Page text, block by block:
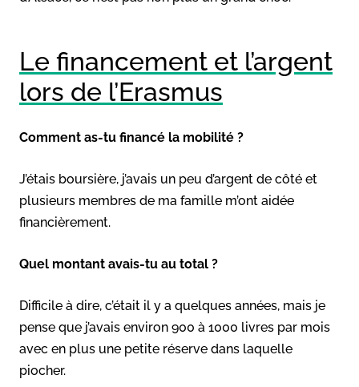
Le financement et l’argent
lors de l’Erasmus
Comment as-tu financé la mobilité ?
J’étais boursière, j’avais un peu d’argent de côté et
plusieurs membres de ma famille m’ont aidée
financièrement.
Quel montant avais-tu au total ?
Difficile à dire, c’était il y a quelques années, mais je
pense que j’avais environ 900 à 1000 livres par mois
avec en plus une petite réserve dans laquelle
piocher.